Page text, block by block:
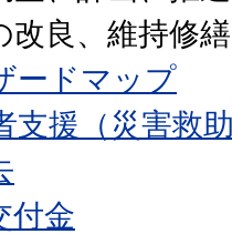
改良、維持修
ードマップ
支援（災害救
付金